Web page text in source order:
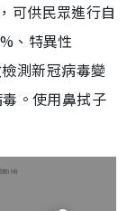
可供民眾進行自
、特異性
測新冠病毒變
。使用鼻拭子